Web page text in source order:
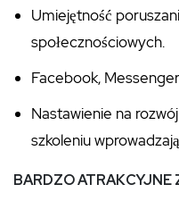
Umiejętność
społecznościowych.
Facebook,
Nastawienie na
szkoleniu
BARDZO ATRAKCYJNE